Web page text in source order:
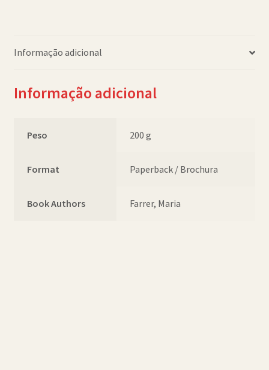
Informação adicional
Informação adicional
Peso 200 g
Format Paperback / Brochura
Book Authors Farrer, Maria